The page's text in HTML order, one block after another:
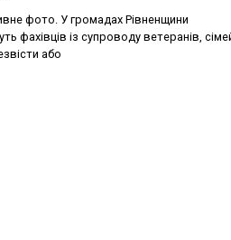
фото. У громадах Рівненщини
фахівців із супроводу ветеранів,
або